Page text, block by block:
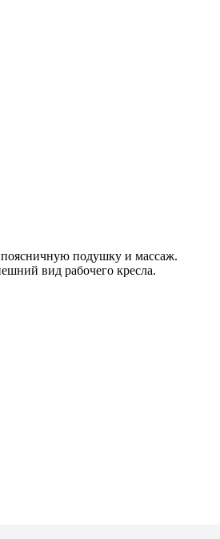
поясничную подушку и массаж.
вид рабочего кресла.